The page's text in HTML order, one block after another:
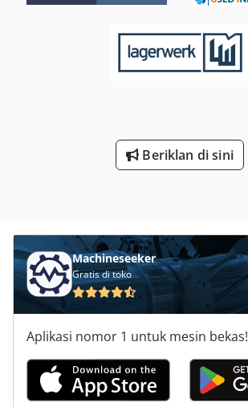
Beriklan di sini
Machineseeker
Gratis di toko
Aplikasi nomor 1 untuk mesin bekas!